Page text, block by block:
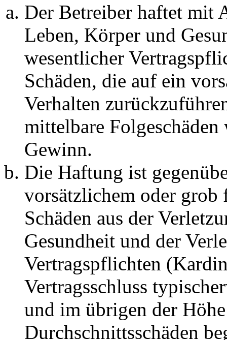
Der Betreiber haftet mit
Leben, Körper und
wesentlicher
Schäden, die auf ein
Verhalten
mittelbare Folgeschäden
Gewinn.
Die Haftung ist
vorsätzlichem oder grob
Schäden aus der
Gesundheit und der
Vertragspflichten
Vertragsschluss
und im übrigen der
Durchschnittsschäden